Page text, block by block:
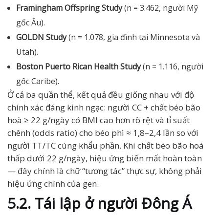
Framingham Offspring Study(n = 3.462, người Mỹ
gốc Âu).
GOLDN Study(n = 1.078, gia đình tại Minnesota và
Utah).
Boston Puerto Rican Health Study(n = 1.116, người
gốc Caribe).
Ở cả ba quần thể, kết quả đều giống nhau với độ
chính xác đáng kinh ngạc: người CC + chất béo bão
hoà ≥ 22 g/ngày có BMI cao hơn rõ rệt và tỉ suất
chênh (odds ratio) cho béo phì ≈ 1,8–2,4 lần so với
người TT/TC cùng khẩu phần. Khi chất béo bão hoà
thấp dưới 22 g/ngày, hiệu ứng biến mất hoàn toàn
— đây chính là chữ “tương tác” thực sự, không phải
hiệu ứng chính của gen.
5.2. Tái lập ở người Đông Á